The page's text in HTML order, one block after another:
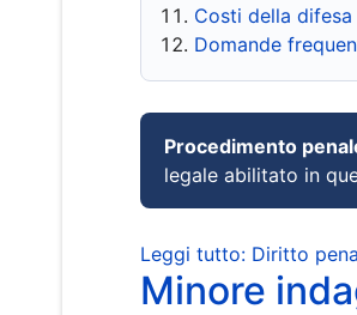
Costi della difesa
Domande
Procedimento
legale abilitato in
Leggi tutto: Diritto
Minore